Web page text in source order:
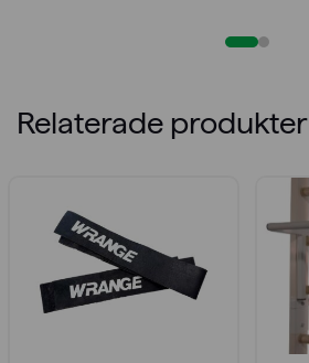
Relaterade produkter